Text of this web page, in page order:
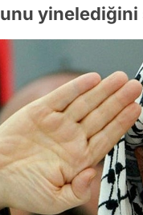
yinelediğini